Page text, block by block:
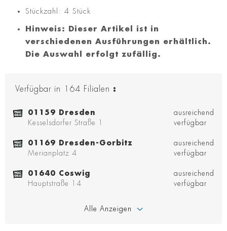
Stückzahl: 4 Stück
Hinweis: Dieser Artikel ist in
verschiedenen Ausführungen erhältlich.
Die Auswahl erfolgt zufällig.
Verfügbar in 164 Filialen :
01159 Dresden
Kesselsdorfer Straße 1
ausreichend
verfügbar
01169 Dresden-Gorbitz
Merianplatz 4
ausreichend
verfügbar
01640 Coswig
Hauptstraße 14
ausreichend
verfügbar
Alle Anzeigen